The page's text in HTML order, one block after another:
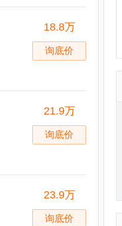
18.8万
询底价
21.9万
询底价
23.9万
询底价